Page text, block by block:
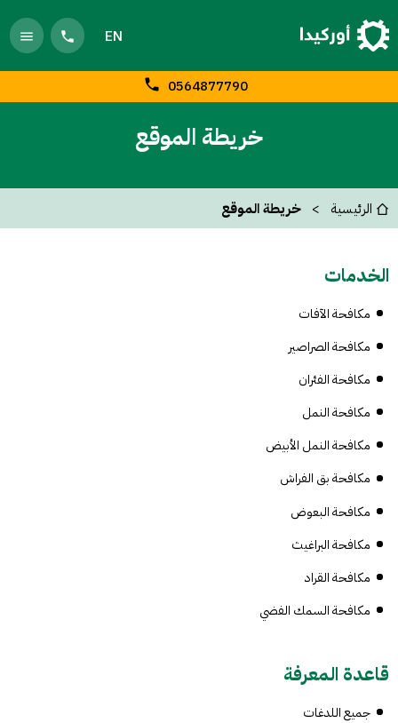
EN
0564877790
خريطة الموقع
الرئيسية خريطة الموقع
الخدمات
مكافحة الآفات
مكافحة الصراصير
مكافحة الفئران
مكافحة النمل
مكافحة النمل الأبيض
مكافحة بق الفراش
مكافحة البعوض
مكافحة البراغيث
مكافحة القراد
مكافحة السمك الفضي
قاعدة المعرفة
جميع اللدغات